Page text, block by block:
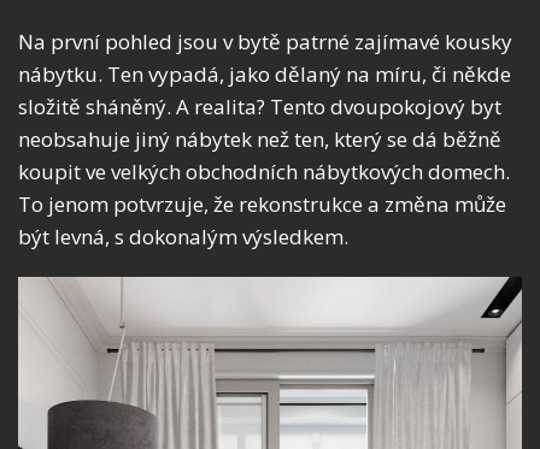
Na první pohled jsou v bytě patrné zajímavé kousky
nábytku. Ten vypadá, jako dělaný na míru, či někde
složitě sháněný. A realita? Tento dvoupokojový byt
neobsahuje jiný nábytek než ten, který se dá běžně
koupit ve velkých obchodních nábytkových domech.
To jenom potvrzuje, že rekonstrukce a změna může
být levná, s dokonalým výsledkem.